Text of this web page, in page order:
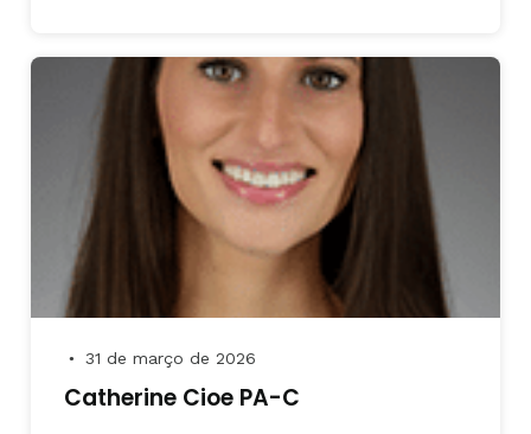
● 31 de março de 2026
Catherine Cioe PA-C